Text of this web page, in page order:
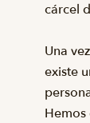
cárcel
Una
existe